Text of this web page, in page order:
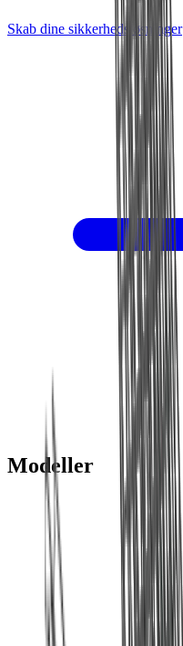
Skab dine sikkerhedsløsninger
Modeller